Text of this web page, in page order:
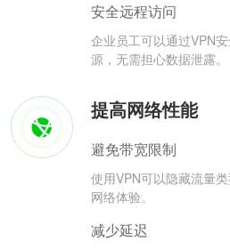
安全远程访问
企业员工可以通过VPN
源，无需担心数据泄露。
提高网络性能
避免带宽限制
使用VPN可以隐藏流量
网络体验。
减少延迟